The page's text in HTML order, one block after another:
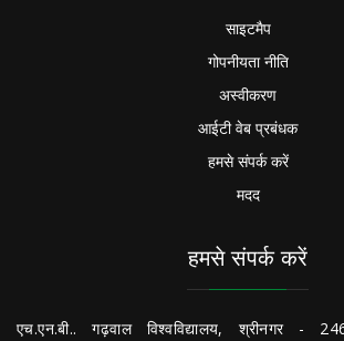
साइटमैप
गोपनीयता नीति
अस्वीकरण
आईटी वेब प्रबंधक
हमसे संपर्क करें
मदद
हमसे संपर्क करें
एच.एन.बी.. गढ़वाल विश्वविद्यालय, श्रीनगर -